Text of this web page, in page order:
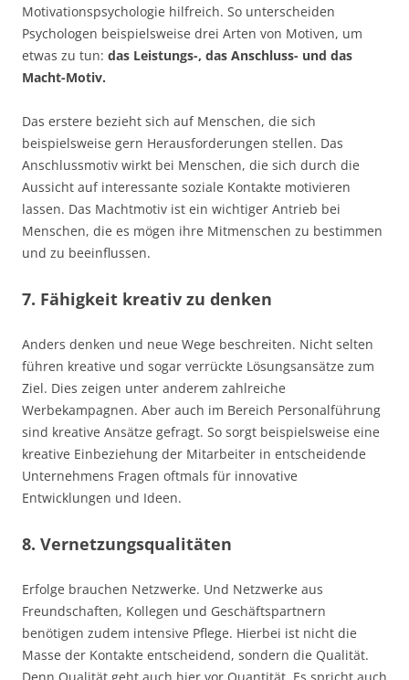
Motivationspsychologie hilfreich. So unterscheiden
Psychologen beispielsweise drei Arten von Motiven, um
etwas zu tun: das Leistungs-, das Anschluss- und das
Macht-Motiv.
Das erstere bezieht sich auf Menschen, die sich
beispielsweise gern Herausforderungen stellen. Das
Anschlussmotiv wirkt bei Menschen, die sich durch die
Aussicht auf interessante soziale Kontakte motivieren
lassen. Das Machtmotiv ist ein wichtiger Antrieb bei
Menschen, die es mögen ihre Mitmenschen zu bestimmen
und zu beeinflussen.
7. Fähigkeit kreativ zu denken
Anders denken und neue Wege beschreiten. Nicht selten
führen kreative und sogar verrückte Lösungsansätze zum
Ziel. Dies zeigen unter anderem zahlreiche
Werbekampagnen. Aber auch im Bereich Personalführung
sind kreative Ansätze gefragt. So sorgt beispielsweise eine
kreative Einbeziehung der Mitarbeiter in entscheidende
Unternehmens Fragen oftmals für innovative
Entwicklungen und Ideen.
8. Vernetzungsqualitäten
Erfolge brauchen Netzwerke. Und Netzwerke aus
Freundschaften, Kollegen und Geschäftspartnern
benötigen zudem intensive Pflege. Hierbei ist nicht die
Masse der Kontakte entscheidend, sondern die Qualität.
Denn Qualität geht auch hier vor Quantität. Es spricht auch